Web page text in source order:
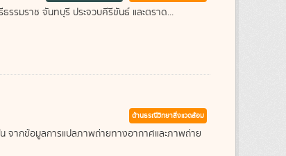
รมราช จันทบุรี ประจวบคีรีขันธ์ และตราด...
ด้านธรณีวิทยาสิ่งแวดล้อม
จากข้อมูลการแปลภาพถ่ายทางอากาศและภาพถ่าย